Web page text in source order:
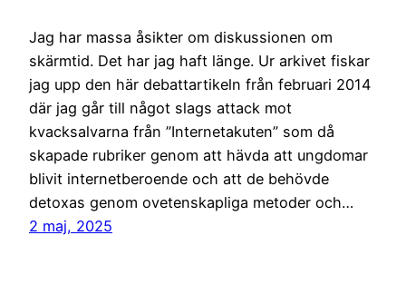
Jag har massa åsikter om diskussionen om
skärmtid. Det har jag haft länge. Ur arkivet fiskar
jag upp den här debattartikeln från februari 2014
där jag går till något slags attack mot
kvacksalvarna från ”Internetakuten” som då
skapade rubriker genom att hävda att ungdomar
blivit internetberoende och att de behövde
detoxas genom ovetenskapliga metoder och…
2 maj, 2025